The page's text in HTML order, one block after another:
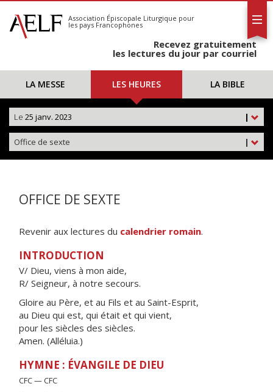
S'abonner
Calendrier
Association Épiscopale Liturgique pour
les pays Francophones
Recevez gratuitement
les lectures du jour par courriel
LA MESSE LES HEURES LA BIBLE
|
Le 25 janv. 2023
|
Office de sexte
OFFICE DE SEXTE
Revenir aux lectures du calendrier romain.
INTRODUCTION
V/ Dieu, viens à mon aide,
R/ Seigneur, à notre secours.
Gloire au Père, et au Fils et au Saint-Esprit,
au Dieu qui est, qui était et qui vient,
pour les siècles des siècles.
Amen. (Alléluia.)
HYMNE : ÉVANGILE DE DIEU
CFC — CFC